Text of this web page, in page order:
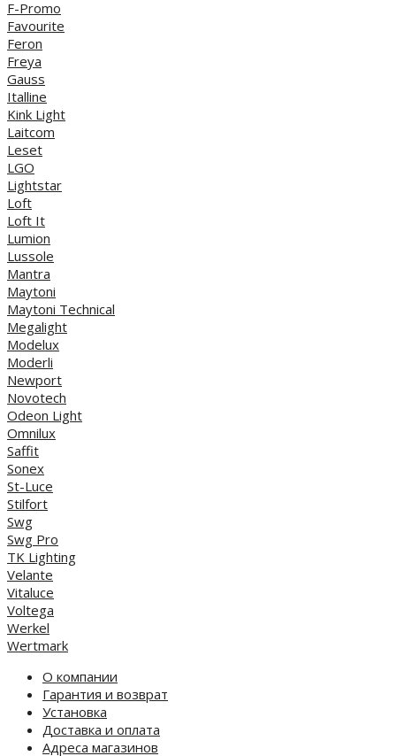
F-Promo
Favourite
Feron
Freya
Gauss
Italline
Kink Light
Laitcom
Leset
LGO
Lightstar
Loft
Loft It
Lumion
Lussole
Mantra
Maytoni
Maytoni Technical
Megalight
Modelux
Moderli
Newport
Novotech
Odeon Light
Omnilux
Saffit
Sonex
St-Luce
Stilfort
Swg
Swg Pro
TK Lighting
Velante
Vitaluce
Voltega
Werkel
Wertmark
О компании
Гарантия и возврат
Установка
Доставка и оплата
Адреса магазинов